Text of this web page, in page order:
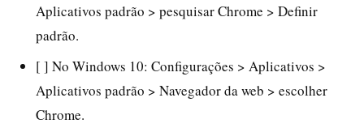
Aplicativos padrão > pesquisar Chrome > Definir
padrão.
[ ] No Windows 10: Configurações > Aplicativos >
Aplicativos padrão > Navegador da web > escolher
Chrome.